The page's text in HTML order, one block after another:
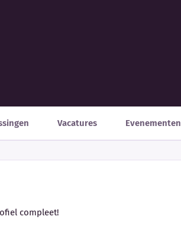
Vacatures Evenementen
compleet!